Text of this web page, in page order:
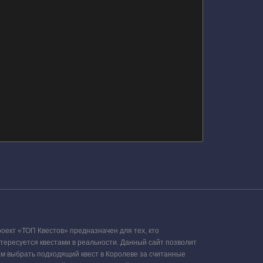
«ТОП Квестов» предназначен для тех, кто
квестами в реальности. Данный сайт позволит
выбрать подходящий квест в Королеве за считанные